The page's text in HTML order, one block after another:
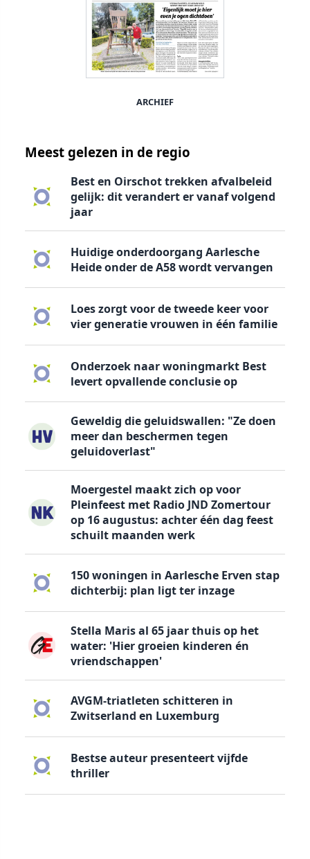
ARCHIEF
Meest gelezen in de regio
Best en Oirschot trekken afvalbeleid
gelijk: dit verandert er vanaf volgend
jaar
Huidige onderdoorgang Aarlesche
Heide onder de A58 wordt vervangen
Loes zorgt voor de tweede keer voor
vier generatie vrouwen in één familie
Onderzoek naar woningmarkt Best
levert opvallende conclusie op
Geweldig die geluidswallen: "Ze doen
meer dan beschermen tegen
geluidoverlast"
Moergestel maakt zich op voor
Pleinfeest met Radio JND Zomertour
op 16 augustus: achter één dag feest
schuilt maanden werk
150 woningen in Aarlesche Erven stap
dichterbij: plan ligt ter inzage
Stella Maris al 65 jaar thuis op het
water: 'Hier groeien kinderen én
vriendschappen'
AVGM-triatleten schitteren in
Zwitserland en Luxemburg
Bestse auteur presenteert vijfde
thriller